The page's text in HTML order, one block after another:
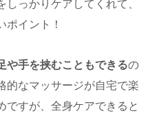
っかりケアしてくれて、
ポイント！
や手を挟むこともできるの
的なマッサージが自宅で楽
ですが、全身ケアできると